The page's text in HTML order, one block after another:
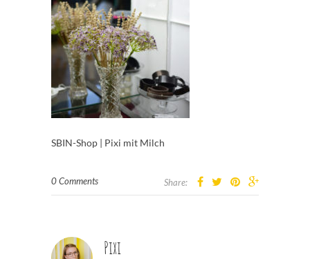
SBIN-Shop | Pixi mit Milch
0 Comments Share:
Pixi